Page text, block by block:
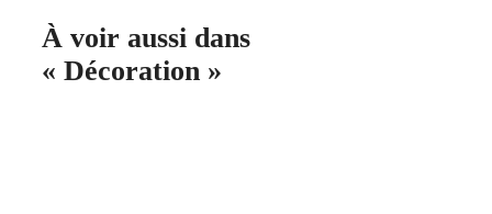
À voir aussi dans
« Décoration »